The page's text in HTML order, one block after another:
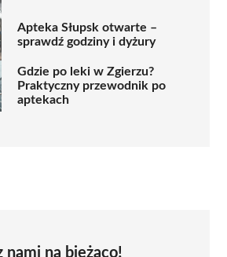
Apteka Słupsk otwarte –
sprawdź godziny i dyżury
Gdzie po leki w Zgierzu?
Praktyczny przewodnik po
aptekach
nami na bieżąco!